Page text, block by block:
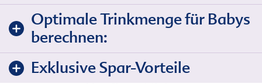
Optimale Trinkmenge für Babys
berechnen:
Exklusive Spar-Vorteile